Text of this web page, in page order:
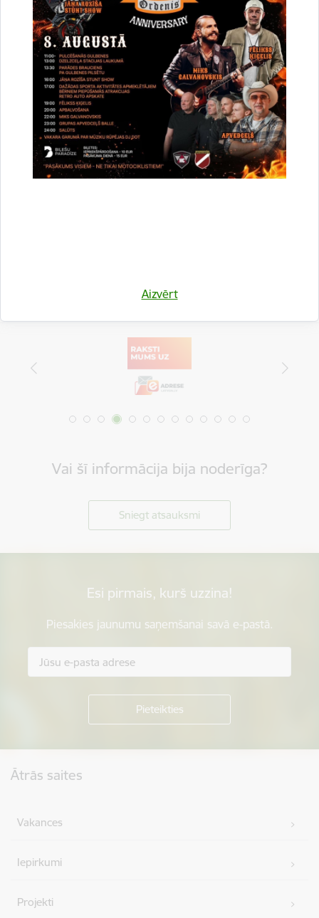
Aizvērt
Pašvaldība informē Dzimtsarakstu nodaļa
Gulbenes novada dzimtsarakstu
nodaļas statistika līdz 2022.gadam
Vai šī informācija bija noderīga?
Sniegt atsauksmi
Esi pirmais, kurš uzzina!
Piesakies jaunumu saņemšanai savā e-pastā.
Ātrās saites
Vakances
Iepirkumi
Projekti